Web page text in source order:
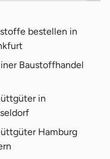
bestellen in
Baustoffhandel
in
Hamburg